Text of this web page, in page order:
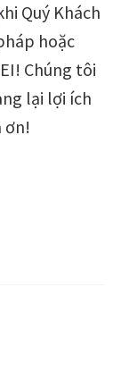
Quý Khách
hoặc
Chúng tôi
lại lợi ích
ơn!